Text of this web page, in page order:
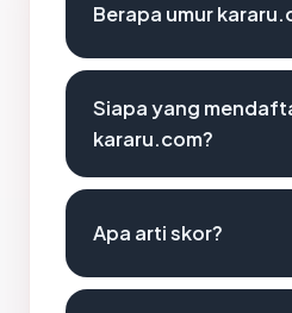
Berapa umur
Siapa yang
kararu.com?
Apa arti skor?